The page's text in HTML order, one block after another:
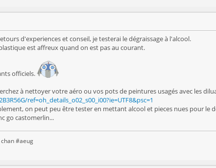
d'experiences et conseil, je testerai le dégraissage à l'alcool.
est affreux quand on est pas au courant.
officiels.
à nettoyer votre aéro ou vos pots de peintures usagés avec les
ref=oh_details_o02_s00_i00?ie=UTF8&psc=1
on peut peu être tester en mettant alcool et pieces nues pour le
go castomerlin...
#aeug